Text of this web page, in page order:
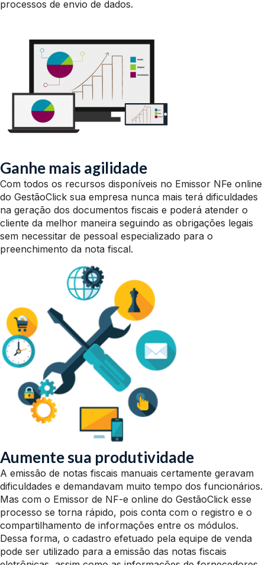
processos de envio de dados.
Ganhe mais agilidade
Com todos os recursos disponíveis no Emissor NFe online
do GestãoClick sua empresa nunca mais terá dificuldades
na geração dos documentos fiscais e poderá atender o
cliente da melhor maneira seguindo as obrigações legais
sem necessitar de pessoal especializado para o
preenchimento da nota fiscal.
Aumente sua produtividade
A emissão de notas fiscais manuais certamente geravam
dificuldades e demandavam muito tempo dos funcionários.
Mas com o Emissor de NF-e online do GestãoClick esse
processo se torna rápido, pois conta com o registro e o
compartilhamento de informações entre os módulos.
Dessa forma, o cadastro efetuado pela equipe de venda
pode ser utilizado para a emissão das notas fiscais